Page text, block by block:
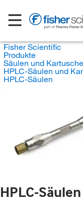
Fisher Scientific
Produkte
Säulen und
HPLC-Säulen und
HPLC-Säulen
HPLC-Säulen